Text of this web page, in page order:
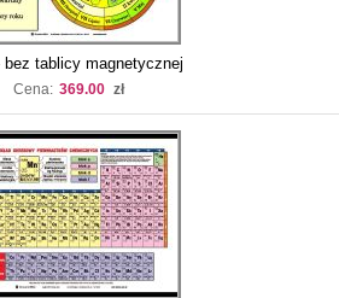
bez tablicy magnetycznej
Cena: 369.00 zł